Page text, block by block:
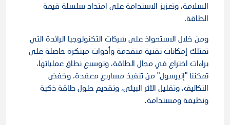
السلامة، وتعزيز الاستدامة على امتداد سلسلة قيمة
الطاقة.
ومن خلال الاستحواذ على شركات التكنولوجيا الرائدة التي
تمتلك إمكانات تقنية متقدمة وأدوات مبتكرة حاصلة على
براءات اختراع في مجال الطاقة، وتوسيع نطاق عملياتها،
تمكننا "إنيرسول" من تنفيذ مشاريع معقدة، وخفض
التكاليف، وتقليل الأثر البيئي، وتقديم حلول طاقة ذكية
ونظيفة ومستدامة.